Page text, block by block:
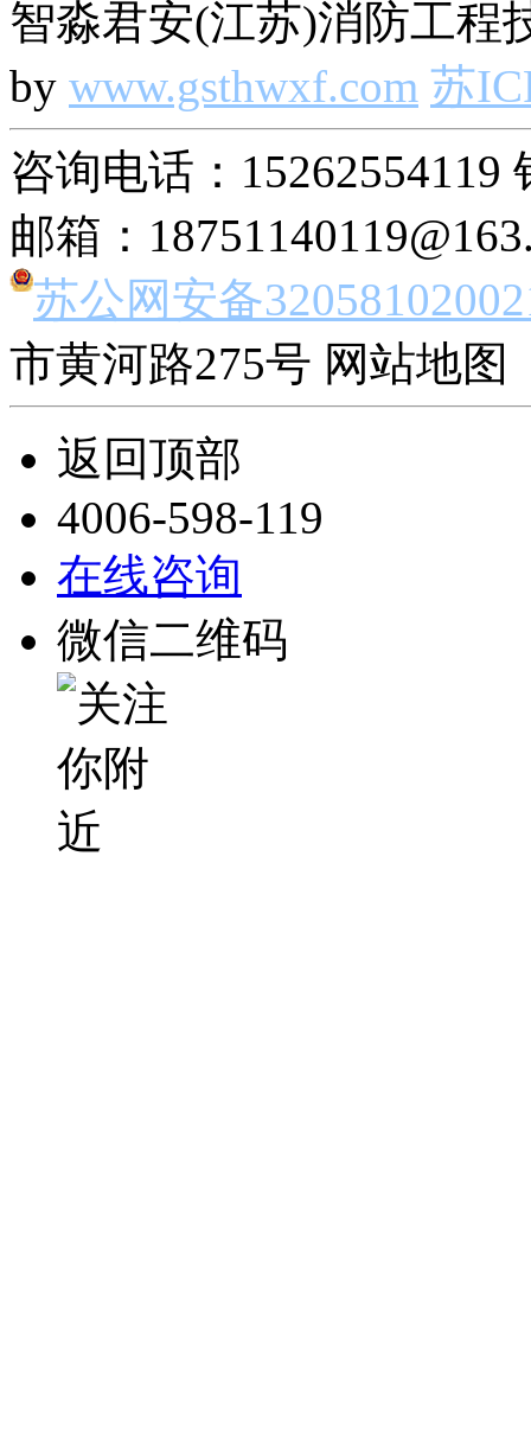
智淼君安(江苏)消防工程
by www.gsthwxf.com 苏
咨询电话：15262554119
邮箱：
苏公网安备
市黄河路275号 网站地图
返回顶部
4006-598-119
在线咨询
微信二维码